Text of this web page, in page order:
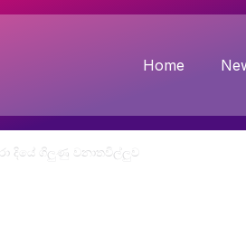
Home
දියේ ගිලුණු වනාතවිල්ලුව